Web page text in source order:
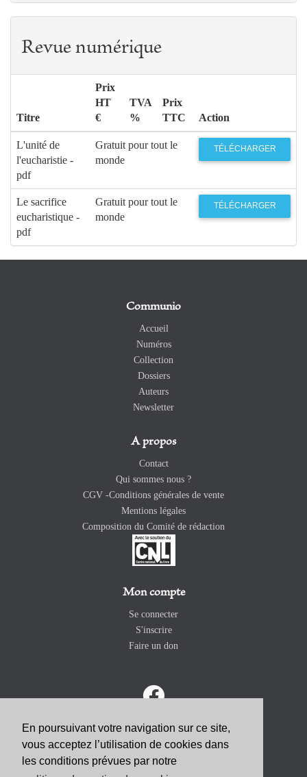
En poursuivant votre navigation sur ce site,
vous acceptez l’utilisation de cookies dans
les conditions prévues par notre
Revue numérique
Titre
Prix
HT
€
TVA
%
Prix
TTC
Action
L'unité de
l'eucharistie -
pdf
Gratuit pour tout le
monde
TÉLÉCHARGER
Le sacrifice
eucharistique -
pdf
Gratuit pour tout le
monde
TÉLÉCHARGER
Communio
Accueil
Numéros
Collection
Dossiers
Auteurs
Newsletter
A propos
Contact
Qui sommes nous ?
CGV -Conditions générales de vente
Mentions légales
Composition du Comité de rédaction
Mon compte
Se connecter
S'inscrire
Faire un don
ABONNEZ-VOUS